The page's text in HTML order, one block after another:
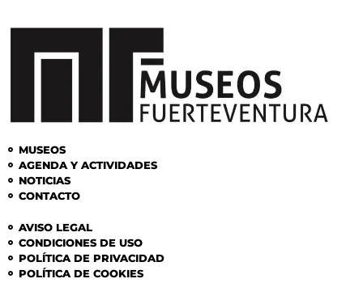
MUSEOS
AGENDA Y ACTIVIDADES
NOTICIAS
CONTACTO
AVISO LEGAL
CONDICIONES DE USO
POLÍTICA DE PRIVACIDAD
POLÍTICA DE COOKIES